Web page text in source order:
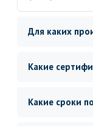
Для каких
Какие
Какие сроки